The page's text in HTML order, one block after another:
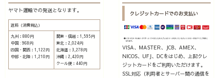
ヤマト運輸での発送となります。
送料（消費税込）
九州：880円
中国 : 968円
四国・関西：1,122円
中部・北陸：1,210円
関東・信越：1,595円
東北：2,024円
北海道：3,278円
沖縄：2,420円
クール便：440円
クレジットカードでのお支払い
VISA、MASTER、JCB、AMEX、
NICOS、UFJ、DCをはじめ、上記クレ
ジットカードをご利用いただけます。
SSL対応（利用者とサーバー間の通信を